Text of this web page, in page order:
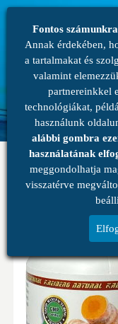
menü
Terápiás Kurkuma
Kurkuma
Fontos
Annak érdekében,
a tartalmakat és
valamint
partnereinkkel
technológiákat,
használunk
alábbi gombra
használatának
meggondolhatja
visszatérve